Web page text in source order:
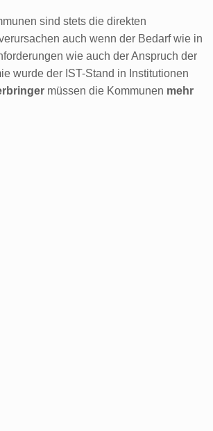
sind stets die direkten
auch wenn der Bedarf wie in
wie auch der Anspruch der
wurde der IST-Stand in Institutionen
müssen die Kommunen mehr